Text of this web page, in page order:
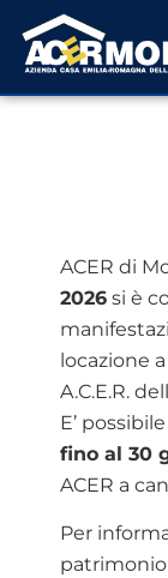
ACER di
2026 si è
locazione
A.C.E.R.
E’
fino al 30
ACER a
Per
patrimonio